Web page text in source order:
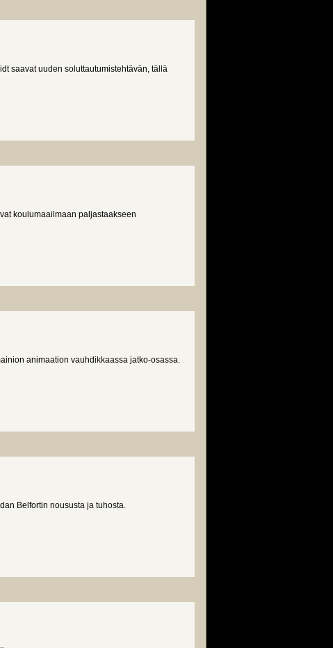
saavat uuden soluttautumistehtävän, tällä
koulumaailmaan paljastaakseen
animaation vauhdikkaassa jatko-osassa.
Belfortin noususta ja tuhosta.